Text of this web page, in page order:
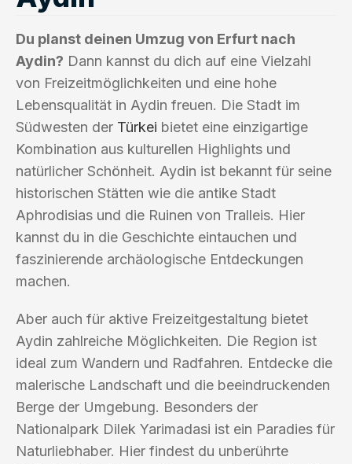
Du planst deinen Umzug von Erfurt nach
Aydin? Dann kannst du dich auf eine Vielzahl
von Freizeitmöglichkeiten und eine hohe
Lebensqualität in Aydin freuen. Die Stadt im
Südwesten der Türkei bietet eine einzigartige
Kombination aus kulturellen Highlights und
natürlicher Schönheit. Aydin ist bekannt für seine
historischen Stätten wie die antike Stadt
Aphrodisias und die Ruinen von Tralleis. Hier
kannst du in die Geschichte eintauchen und
faszinierende archäologische Entdeckungen
machen.
Aber auch für aktive Freizeitgestaltung bietet
Aydin zahlreiche Möglichkeiten. Die Region ist
ideal zum Wandern und Radfahren. Entdecke die
malerische Landschaft und die beeindruckenden
Berge der Umgebung. Besonders der
Nationalpark Dilek Yarimadasi ist ein Paradies für
Naturliebhaber. Hier findest du unberührte